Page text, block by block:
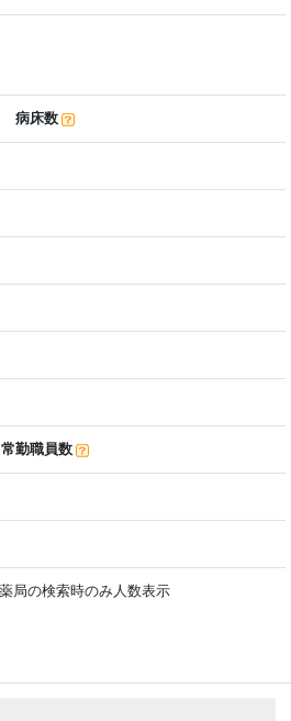
病床数
常勤職員数
局の検索時のみ人数表示